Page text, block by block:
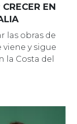
EN
las obras de
y sigue
la Costa del